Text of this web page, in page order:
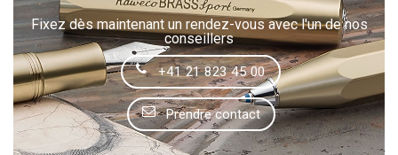
Fixez dès maintenant un rendez-vous avec l'un de nos
conseillers
+41 21 823 45 00
Prendre contact